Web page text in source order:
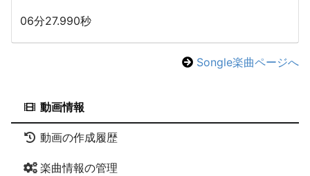
06分27.990秒
Songle楽曲ページへ
動画情報
動画の作成履歴
楽曲情報の管理